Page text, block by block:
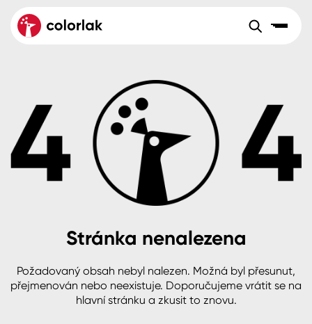
Velkoobchod Sortiment
Aktuality
Reference
O společnosti
B2B +420 800 145 555Po – Pá: 8:00–15:00
Česko
Slovensko Polsko Worldwide
Dřevo
Beton, asfalt, minerální podklady
Plast, sklo, keramika
Stěny
Fasády
Colorlak Dekor
Colorlak Profi
Colorlak Pta
Stránka nenalezena
Požadovaný obsah nebyl nalezen. Možná byl přesunut,
přejmenován nebo neexistuje. Doporučujeme vrátit se na
hlavní stránku a zkusit to znovu.